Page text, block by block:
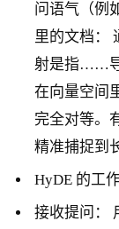
问语气（例
里的文档：
射是指……
在向量空间
完全对等。
精准捕捉到
HyDE 的工
接收提问：